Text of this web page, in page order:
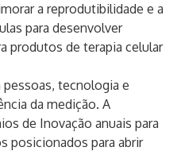
a reprodutibilidade e a
para desenvolver
produtos de terapia celular
tecnologia e
da medição. A
de Inovação anuais para
posicionados para abrir